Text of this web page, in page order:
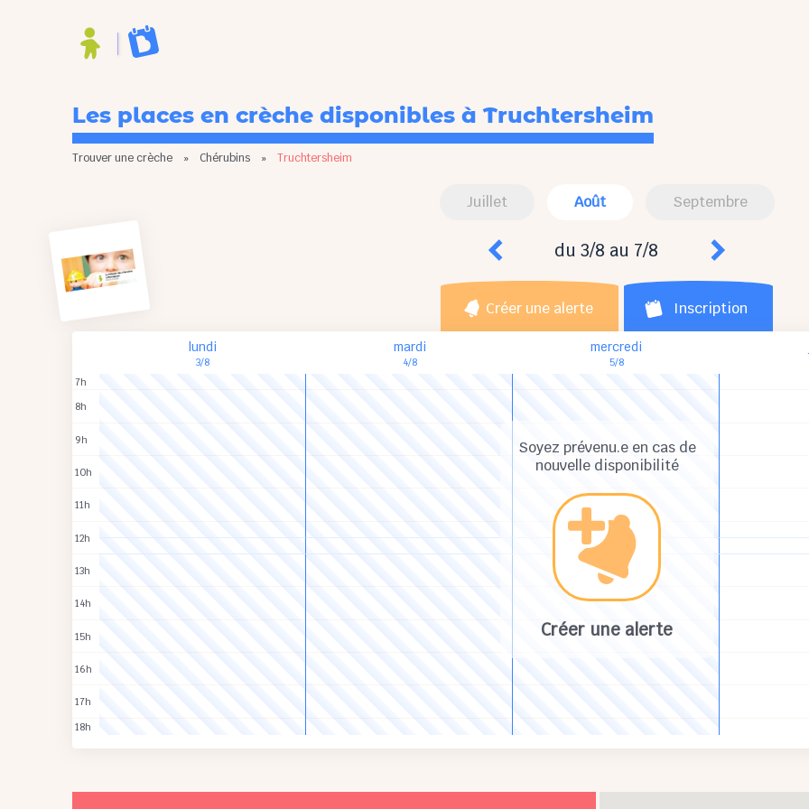
Les places en crèche disponibles à Truchtersheim
Trouver une crèche » Chérubins » Truchtersheim
Juillet Août Septembre
du 3/8 au 7/8
Créer une alerte Inscription
Soyez prévenu.e en cas de
nouvelle disponibilité
Créer une alerte
lundi
3/8
mardi
4/8
mercredi
5/8
7h
8h
9h
10h
11h
12h
13h
14h
15h
16h
17h
18h